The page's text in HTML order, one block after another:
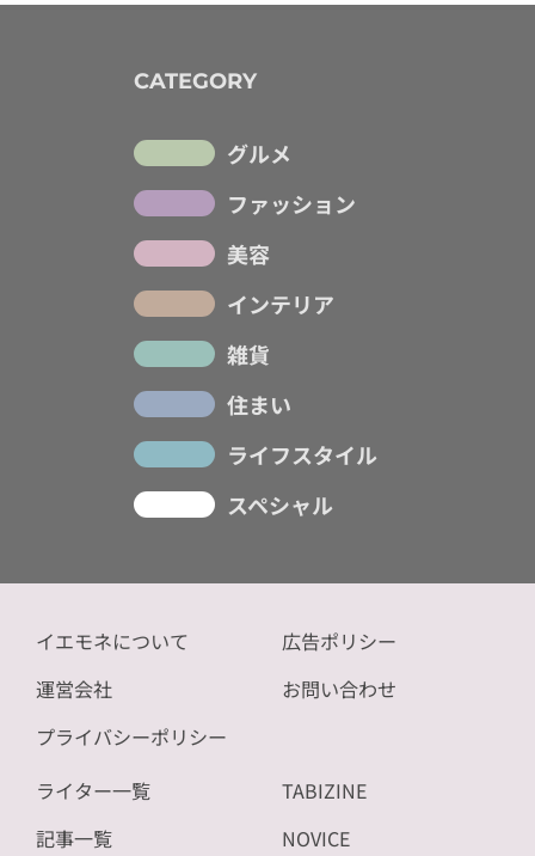
CATEGORY
グルメ
ファッション
美容
インテリア
雑貨
住まい
ライフスタイル
スペシャル
イエモネについて
運営会社
プライバシーポリシー
広告ポリシー
お問い合わせ
ライター一覧
記事一覧
TABIZINE
NOVICE